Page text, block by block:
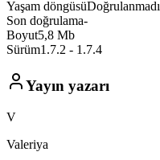
Yaşam döngüsüDoğrulanmadı
Son doğrulama-
Boyut5,8 Mb
Sürüm1.7.2 - 1.7.4
Yayın yazarı
V
Valeriya